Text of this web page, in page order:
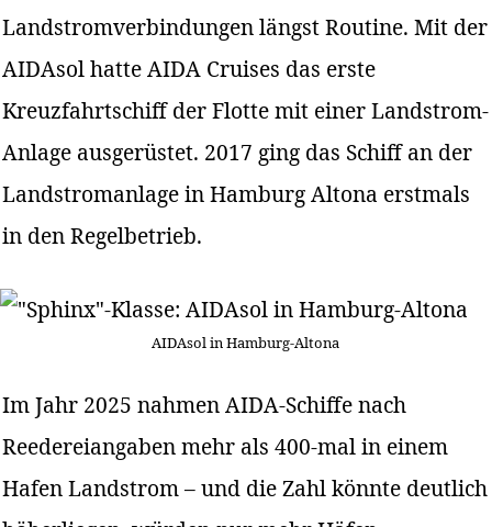
Landstromverbindungen längst Routine. Mit der
AIDAsol hatte AIDA Cruises das erste
Kreuzfahrtschiff der Flotte mit einer Landstrom-
Anlage ausgerüstet. 2017 ging das Schiff an der
Landstromanlage in Hamburg Altona erstmals
in den Regelbetrieb.
AIDAsol in Hamburg-Altona
Im Jahr 2025 nahmen AIDA-Schiffe nach
Reedereiangaben mehr als 400-mal in einem
Hafen Landstrom – und die Zahl könnte deutlich